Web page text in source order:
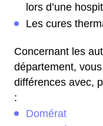
lors d’une
Les cures
Concernant les
département,
différences avec,
:
Domérat